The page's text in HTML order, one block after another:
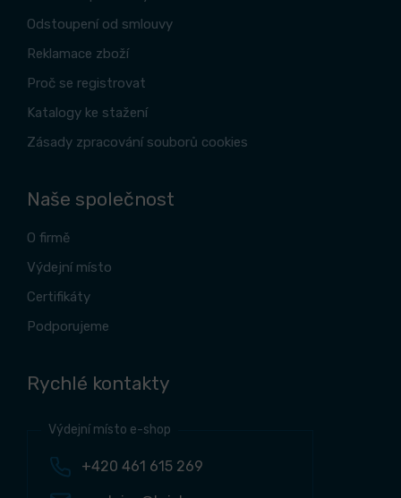
Odstoupení od smlouvy
Reklamace zboží
Proč se registrovat
Katalogy ke stažení
Zásady zpracování souborů cookies
Naše společnost
O firmě
Výdejní místo
Certifikáty
Podporujeme
Rychlé kontakty
Výdejní místo e-shop
+420 461 615 269